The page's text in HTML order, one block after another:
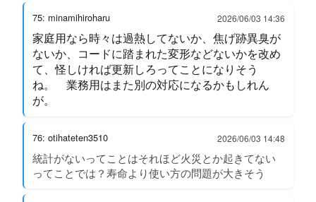
75: minamihiroharu 2026/06/03 14:36
家庭用なら時々は過熱してないか、焦げ跡異臭が
ないか、コードに踏まれた変形などないかを改め
て、怪しければ更新しろってことになりそう
ね。 業務用はまた別の対応になるかもしれん
が。
76: otihateten3510 2026/06/03 14:48
統計がないってことはそれほど火災とか起きてない
ってことでは？寿命より使い方の問題が大きそう